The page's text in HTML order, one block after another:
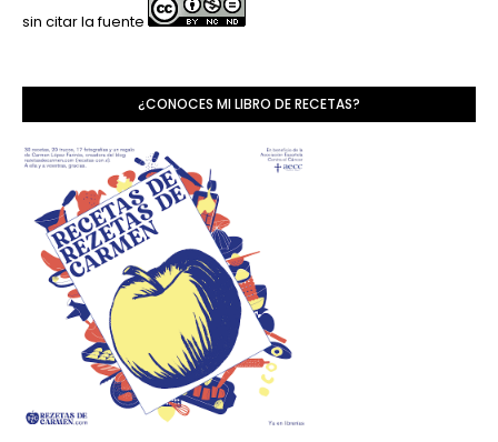
sin citar la fuente
¿CONOCES MI LIBRO DE RECETAS?